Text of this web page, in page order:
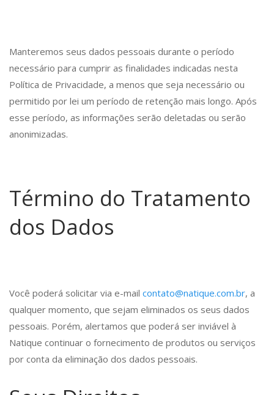
Manteremos seus dados pessoais durante o período
necessário para cumprir as finalidades indicadas nesta
Política de Privacidade, a menos que seja necessário ou
permitido por lei um período de retenção mais longo. Após
esse período, as informações serão deletadas ou serão
anonimizadas.
Término do Tratamento
dos Dados
Você poderá solicitar via e-mail contato@natique.com.br, a
qualquer momento, que sejam eliminados os seus dados
pessoais. Porém, alertamos que poderá ser inviável à
Natique continuar o fornecimento de produtos ou serviços
por conta da eliminação dos dados pessoais.